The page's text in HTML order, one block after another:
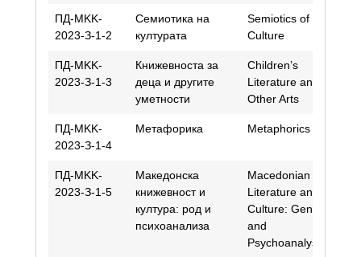
ПД-МKK-
2023-З-1-2
Семиотика на
културата
Semiotics of
Culture
ПД-МKK-
2023-З-1-3
Книжевноста за
деца и другите
уметности
Children’s
Literature and
Other Arts
ПД-МKK-
2023-З-1-4
Метафорика Metaphorics
ПД-МKK-
2023-З-1-5
Македонска
книжевност и
култура: род и
психоанализа
Macedonian
Literature and
Culture: Gender
and
Psychoanalysis